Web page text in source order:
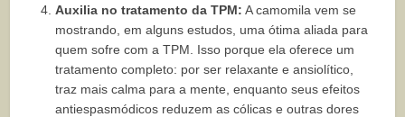
Auxilia no tratamento da TPM: A camomila vem se
mostrando, em alguns estudos, uma ótima aliada para
quem sofre com a TPM. Isso porque ela oferece um
tratamento completo: por ser relaxante e ansiolítico,
traz mais calma para a mente, enquanto seus efeitos
antiespasmódicos reduzem as cólicas e outras dores